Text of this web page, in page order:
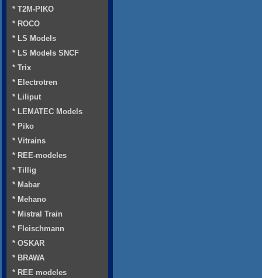
* T2M-PIKO
* ROCO
* LS Models
* LS Models SNCF
* Trix
* Electrotren
* Liliput
* LEMATEC Models
* Piko
* Vitrains
* REE-modeles
* Tillig
* Mabar
* Mehano
* Mistral Train
* Fleischmann
* OSKAR
* BRAWA
* REE modeles